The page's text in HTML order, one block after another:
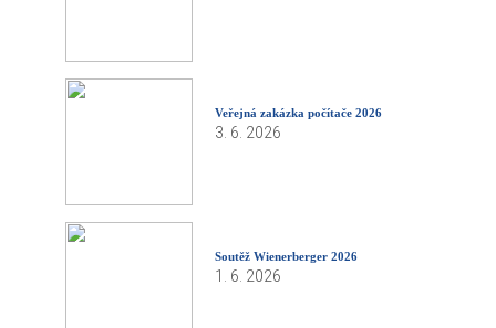
Veřejná zakázka počítače 2026
3. 6. 2026
Soutěž Wienerberger 2026
1. 6. 2026